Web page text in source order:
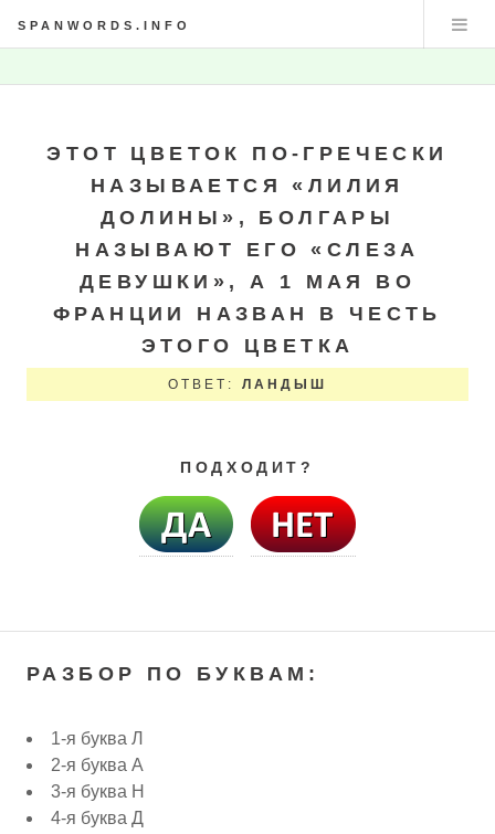
SPANWORDS.INFO
ЭТОТ ЦВЕТОК ПО-ГРЕЧЕСКИ
НАЗЫВАЕТСЯ «ЛИЛИЯ
ДОЛИНЫ», БОЛГАРЫ
НАЗЫВАЮТ ЕГО «СЛЕЗА
ДЕВУШКИ», А 1 МАЯ ВО
ФРАНЦИИ НАЗВАН В ЧЕСТЬ
ЭТОГО ЦВЕТКА
ОТВЕТ: ЛАНДЫШ
ПОДХОДИТ?
РАЗБОР ПО БУКВАМ:
1-я буква Л
2-я буква А
3-я буква Н
4-я буква Д